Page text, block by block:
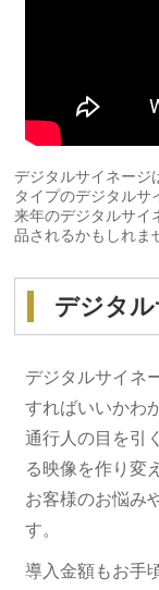
デジタルサイネージ
タイプのデジタルサ
来年のデジタルサイ
品されるかもしれま
デジタ
デジタルサイネ
すればいいかわ
通行人の目を引
る映像を作り変
お客様のお悩み
す。
導入金額もお手